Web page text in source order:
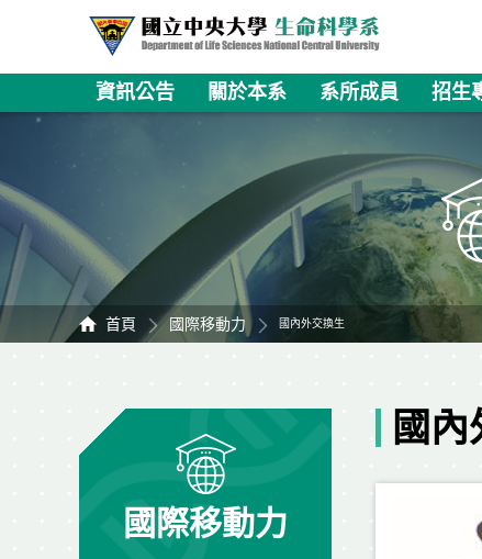
資訊公告 關於本系 系所成員 招生
首頁 國際移動力 國內外交換生
國際移動力
國